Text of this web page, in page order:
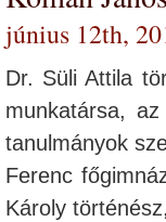
június 12th,
Dr. Süli Attila
munkatársa,
tanulmányok
Ferenc
Károly